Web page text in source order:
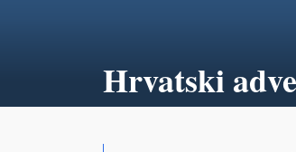
Hrvatski